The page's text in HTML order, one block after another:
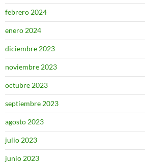
febrero 2024
enero 2024
diciembre 2023
noviembre 2023
octubre 2023
septiembre 2023
agosto 2023
julio 2023
junio 2023